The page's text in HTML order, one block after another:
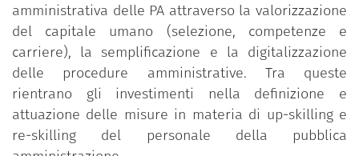
amministrativa delle PA attraverso la valorizzazione
del capitale umano (selezione, competenze e
carriere), la semplificazione e la digitalizzazione
delle procedure amministrative. Tra queste
rientrano gli investimenti nella definizione e
attuazione delle misure in materia di up-skilling e
re-skilling del personale della pubblica